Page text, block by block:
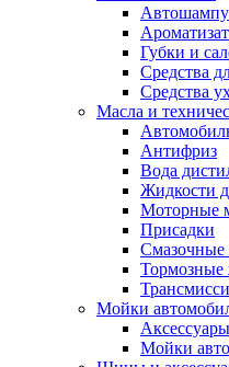
Губки и
Средства
Средства
Масла и
Антифриз
Вода
Жидкости
Моторные
Присадки
Смазочные
Тормозные
Мойки
Мойки